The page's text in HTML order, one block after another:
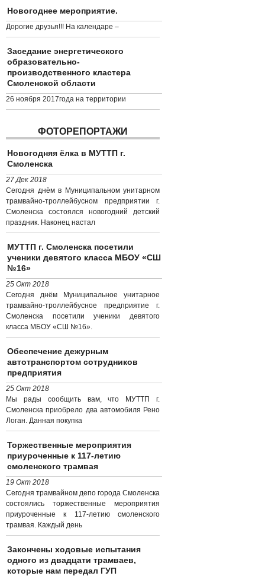
Новогоднее мероприятие.
Дорогие друзья!!! На календаре –
Заседание энергетического
образовательно-
производственного кластера
Смоленской области
26 ноября 2017года на территории
ФОТОРЕПОРТАЖИ
Новогодняя ёлка в МУТТП г.
Смоленска
27 Дек 2018
Сегодня днём в Муниципальном унитарном
трамвайно-троллейбусном предприятии г.
Смоленска состоялся новогодний детский
праздник. Наконец настал
МУТТП г. Смоленска посетили
ученики девятого класса МБОУ «СШ
№16»
25 Окт 2018
Сегодня днём Муниципальное унитарное
трамвайно-троллейбусное предприятие г.
Смоленска посетили ученики девятого
класса МБОУ «СШ №16».
Обеспечение дежурным
автотранспортом сотрудников
предприятия
25 Окт 2018
Мы рады сообщить вам, что МУТТП г.
Смоленска приобрело два автомобиля Рено
Логан. Данная покупка
Торжественные мероприятия
приуроченные к 117-летию
смоленского трамвая
19 Окт 2018
Сегодня трамвайном депо города Смоленска
состоялись торжественные мероприятия
приуроченные к 117-летию смоленского
трамвая. Каждый день
Закончены ходовые испытания
одного из двадцати трамваев,
которые нам передал ГУП